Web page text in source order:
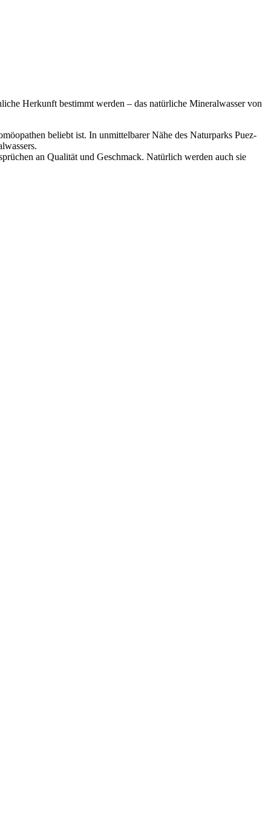
Herkunft bestimmt werden – das natürliche Mineralwasser von
beliebt ist. In unmittelbarer Nähe des Naturparks Puez-
an Qualität und Geschmack. Natürlich werden auch sie